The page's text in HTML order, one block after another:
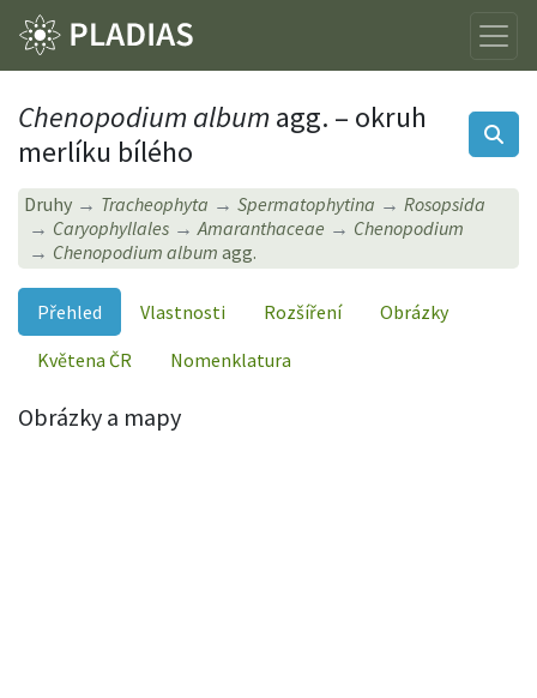
Chenopodium album agg. – okruh
merlíku bílého
Druhy Tracheophyta Spermatophytina
Rosopsida
Caryophyllales
Amaranthaceae
Chenopodium
Chenopodium album agg.
Přehled Vlastnosti Rozšíření
Obrázky
Květena ČR
Nomenklatura
Obrázky a mapy